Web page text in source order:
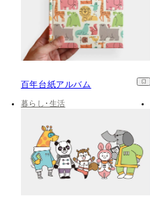
百年台紙アルバム
暮らし･生活